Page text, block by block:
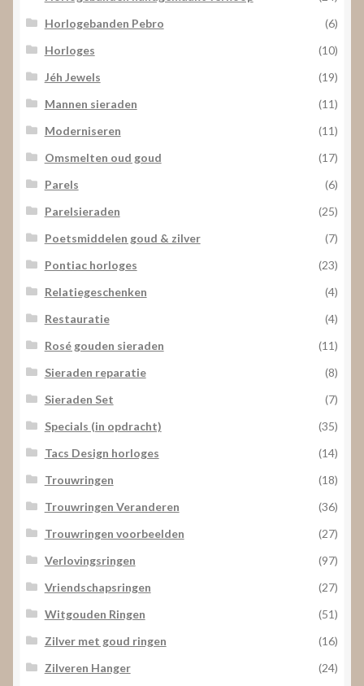
Horlogebanden Pebro
(6)
Horloges
(10)
Jéh Jewels
(19)
Mannen sieraden
(11)
Moderniseren
(11)
Omsmelten oud goud
(17)
Parels
(6)
Parelsieraden
(25)
Poetsmiddelen goud & zilver
(7)
Pontiac horloges
(23)
Relatiegeschenken
(4)
Restauratie
(4)
Rosé gouden sieraden
(11)
Sieraden reparatie
(8)
Sieraden Set
(7)
Specials (in opdracht)
(35)
Tacs Design horloges
(14)
Trouwringen
(18)
Trouwringen Veranderen
(36)
Trouwringen voorbeelden
(27)
Verlovingsringen
(97)
Vriendschapsringen
(27)
Witgouden Ringen
(51)
Zilver met goud ringen
(16)
Zilveren Hanger
(24)